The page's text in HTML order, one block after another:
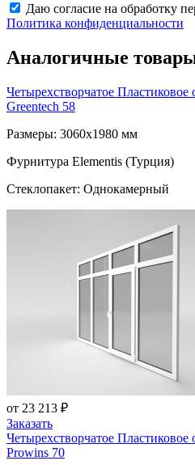
Даю согласие на обработку
Политика конфиденциальности
Аналогичные
Четырехстворчатое Пластиковое
Greentech 58
Размеры: 3060x1980 мм
Фурнитура Elementis (Турция)
Стеклопакет: Однокамерный
от 23 213 ₽
Заказать
Четырехстворчатое Пластиковое
Prowins 70